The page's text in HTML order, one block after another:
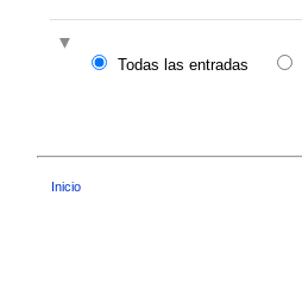
Todas las entradas
Inicio